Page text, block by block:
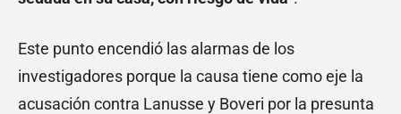
Este punto encendió las alarmas de los
investigadores porque la causa tiene como eje la
acusación contra Lanusse y Boveri por la presunta